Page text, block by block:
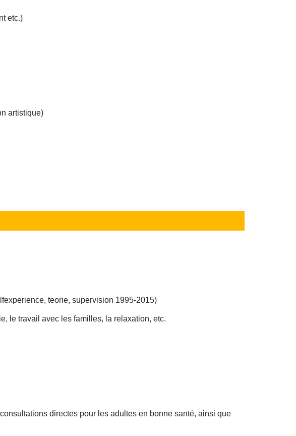
etc.)
artistique)
teorie, supervision 1995-2015)
le travail avec les familles, la relaxation, etc.
directes pour les adultes en bonne santé, ainsi que